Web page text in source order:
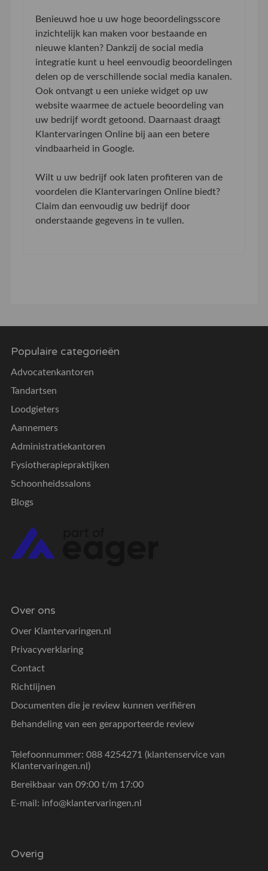
Benieuwd hoe u uw hoge beoordelingsscore
inzichtelijk kan maken voor bestaande en
nieuwe klanten? Dankzij de social media
integratie kunt u heel eenvoudig beoordelingen
delen op de verschillende social media kanalen.
Ook ontvangt u een unieke widget op uw
website waarmee de actuele beoordeling van
uw bedrijf wordt getoond. Daarnaast draagt
Klantervaringen Online bij aan een betere
vindbaarheid in Google.
Wilt u uw bedrijf ook laten profiteren van de
voordelen die Klantervaringen Online biedt?
Claim dan eenvoudig uw bedrijf door
onderstaande gegevens in te vullen.
Populaire categorieën
Advocatenkantoren
Tandartsen
Loodgieters
Aannemers
Administratiekantoren
Fysiotherapiepraktijken
Schoonheidssalons
Blogs
Over ons
Over Klantervaringen.nl
Privacyverklaring
Contact
Richtlijnen
Documenten die je review kunnen verifiëren
Behandeling van een gerapporteerde review
Telefoonnummer: 088 4254271 (klantenservice van
Klantervaringen.nl)
Bereikbaar van 09:00 t/m 17:00
E-mail: info@klantervaringen.nl
Overig